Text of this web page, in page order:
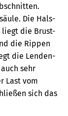
Die Hals-
liegt die Brust-
die Rippen
die Lenden-
sehr
Last vom
sich das